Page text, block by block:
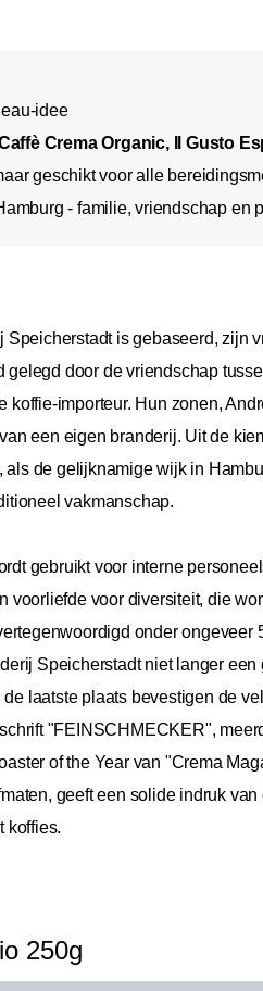
idee
Crema Organic, Il Gusto
geschikt voor alle
- familie, vriendschap en
is gebaseerd,
door de vriendschap
koffie-importeur. Hun zonen,
een eigen branderij. Uit de
de gelijknamige wijk in
vakmanschap.
gebruikt voor interne
voorliefde voor diversiteit, die
onder
Speicherstadt niet langer
laatste plaats bevestigen de
"FEINSCHMECKER",
of the Year van "Crema
geeft een solide indruk
koffies.
250g